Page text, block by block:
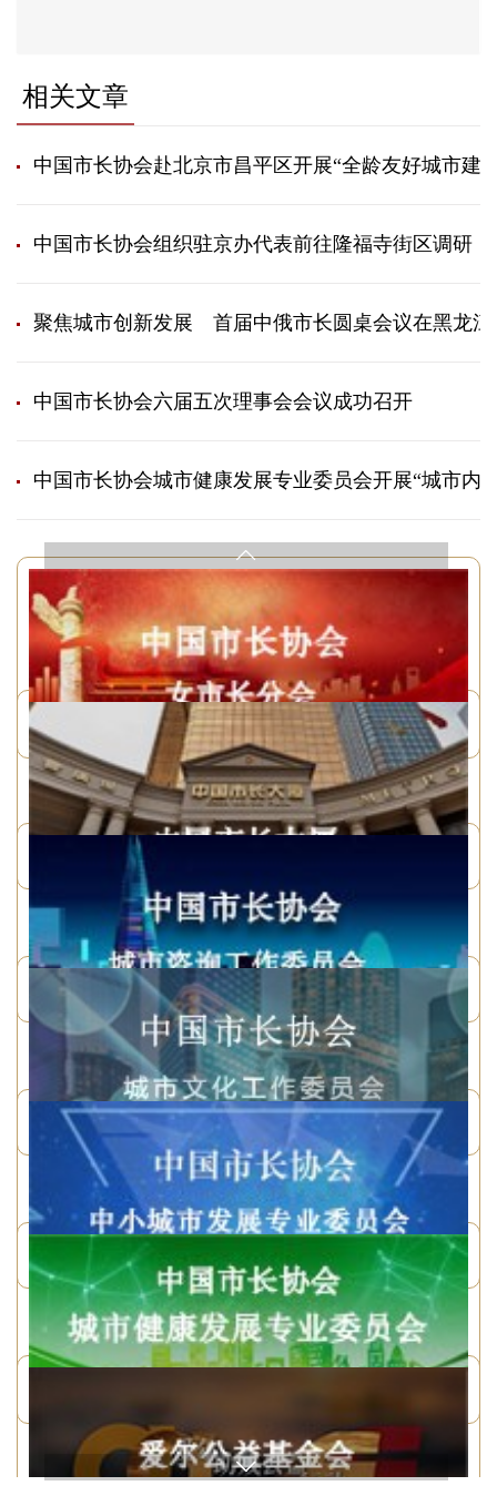
相关文章
中国市长协会赴北京市昌平区开展“全龄友好城市建
中国市长协会组织驻京办代表​前往隆福寺街区调研
聚焦城市创新发展 首届中俄市长圆桌会议在黑龙江
中国市长协会六届五次理事会会议成功召开
中国市长协会城市健康发展专业委员会开展“城市内